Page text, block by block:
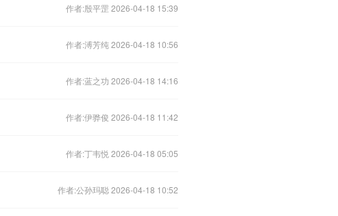
作者:殷平罡 2026-04-18 15:39
作者:溥芳纯 2026-04-18 10:56
作者:蓝之功 2026-04-18 14:16
作者:伊骅俊 2026-04-18 11:42
作者:丁韦悦 2026-04-18 05:05
作者:公孙玛聪 2026-04-18 10:52